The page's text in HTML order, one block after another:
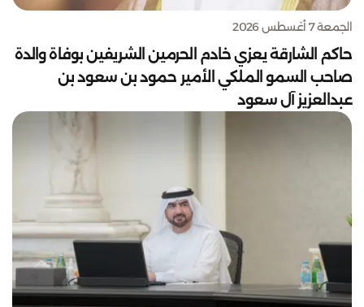
الجمعة 7 أغسطس 2026
حاكم الشارقة يعزي خادم الحرمين الشريفين بوفاة والدة
صاحب السمو الملكي الأمير حمود بن سعود بن
عبدالعزيز آل سعود